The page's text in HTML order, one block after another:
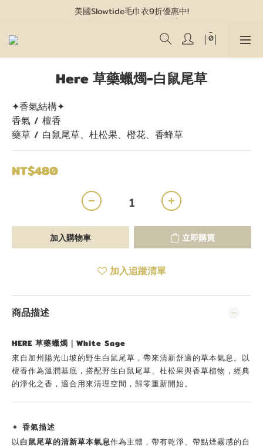
情人節限定禮盒8/3開賣!
美國Slowtide毛巾衣9折優惠中!
情人節限定禮盒8/3開賣!
Here 草藥蠟燭-白鼠尾草
✦香氣結構✦
香氣 / 檀香
藥草 / 白鼠尾草、杜松果、橙花、香蜂草
NT$480
加入購物車 立即購買
加入追蹤清單
商品描述
HERE 草藥蠟燭｜White Sage
來自加州陽光山坡的野生白鼠尾草，帶來清新舒適的草本氣息。以
檀香作為溫潤基底，搭配野生白鼠尾草、杜松果與香草植物，經典
的淨化之香，適合用來清理空間，歸零重新開始。
✦ 香氣描述
以白鼠尾草的清新草本氣息作為主體，帶有乾淨、帶點煙霧感的自